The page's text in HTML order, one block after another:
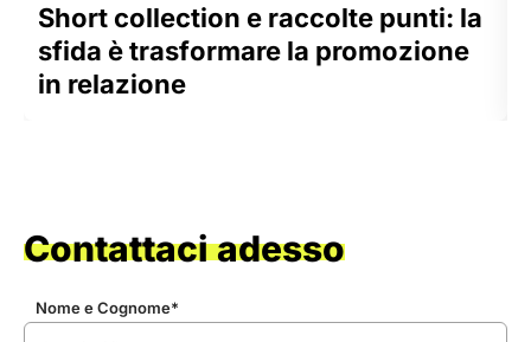
Short collection e raccolte punti: la
sfida è trasformare la promozione
in relazione
Contattaci adesso
Nome e Cognome*